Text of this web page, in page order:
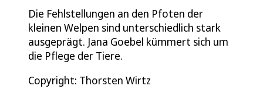
Die Fehlstellungen an den Pfoten der
kleinen Welpen sind unterschiedlich stark
ausgeprägt. Jana Goebel kümmert sich um
die Pflege der Tiere.
Copyright: Thorsten Wirtz